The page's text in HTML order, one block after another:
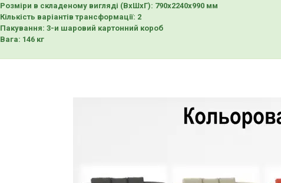
Розміри в складеному вигляді (ВхШхГ): 790х2240х990 мм
Кількість варіантів трансформації: 2
Пакування: 3-и шаровий картонний короб
Вага: 146 кг